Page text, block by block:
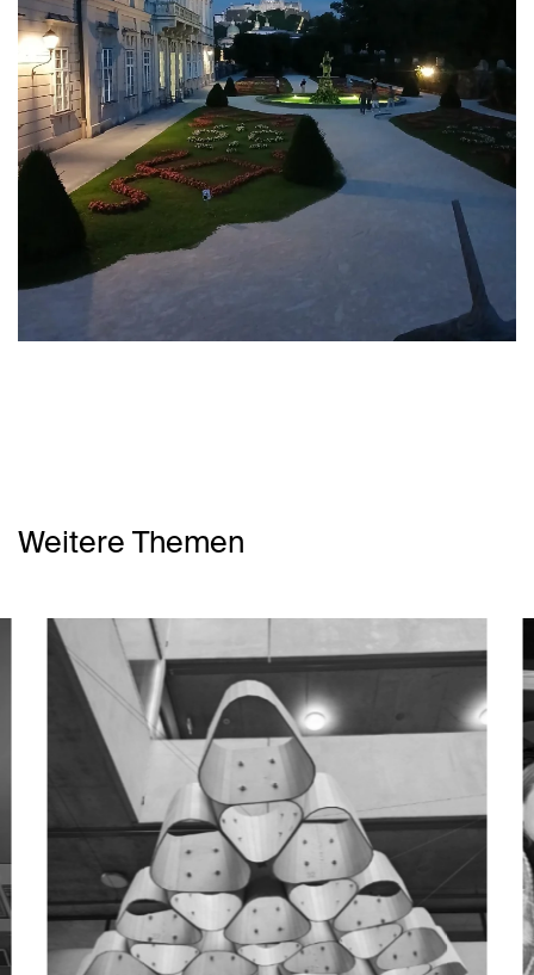
Weitere Themen